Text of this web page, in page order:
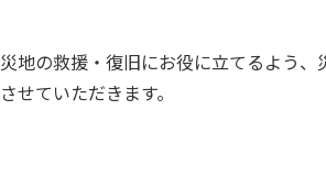
地の救援・復旧にお役に立てるよう、
せていただきます。